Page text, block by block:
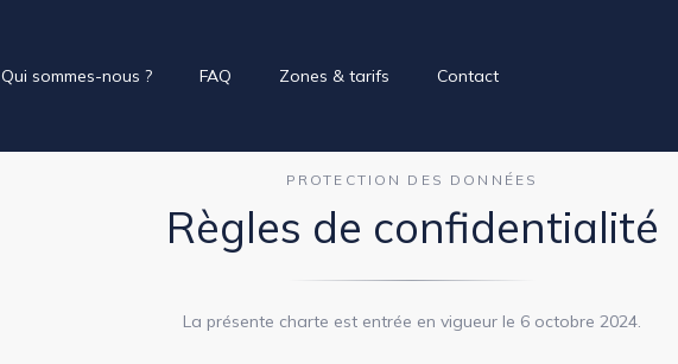
Qui sommes-nous ? FAQ Zones & tarifs Contact
PROTECTION DES DONNÉES
Règles de confidentialité
La présente charte est entrée en vigueur le 6 octobre 2024.